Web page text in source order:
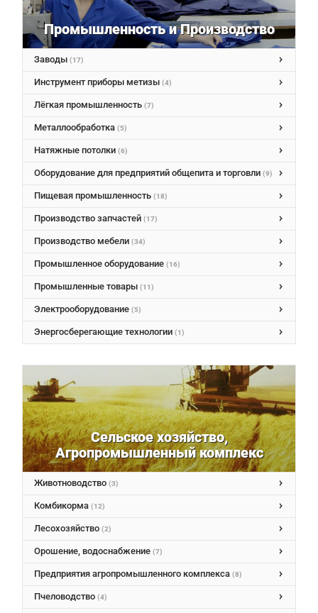
Промышленность и Производство
Заводы (17)
Инструмент приборы метизы (4)
Лёгкая промышленность (7)
Металлообработка (5)
Натяжные потолки (6)
Оборудование для предприятий общепита и торговли (9)
Пищевая промышленность (18)
Производство запчастей (17)
Производство мебели (34)
Промышленное оборудование (16)
Промышленные товары (11)
Электрооборудование (5)
Энергосберегающие технологии (1)
Сельское хозяйство,
Агропромышленный комплекс
Животноводство (3)
Комбикорма (12)
Лесохозяйство (2)
Орошение, водоснабжение (7)
Предприятия агропромышленного комплекса (8)
Пчеловодство (4)